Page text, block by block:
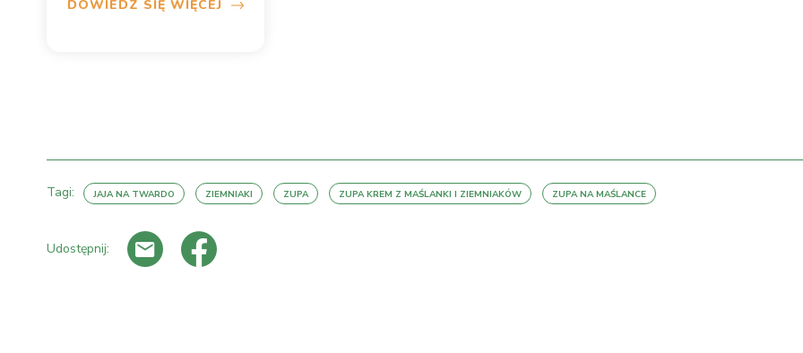
DOWIEDZ SIĘ WIĘCEJ
Tagi: JAJA NA TWARDO ZIEMNIAKI ZUPA ZUPA KREM Z MAŚLANKI I ZIEMNIAKÓW ZUPA NA MAŚLANCE
Udostępnij: